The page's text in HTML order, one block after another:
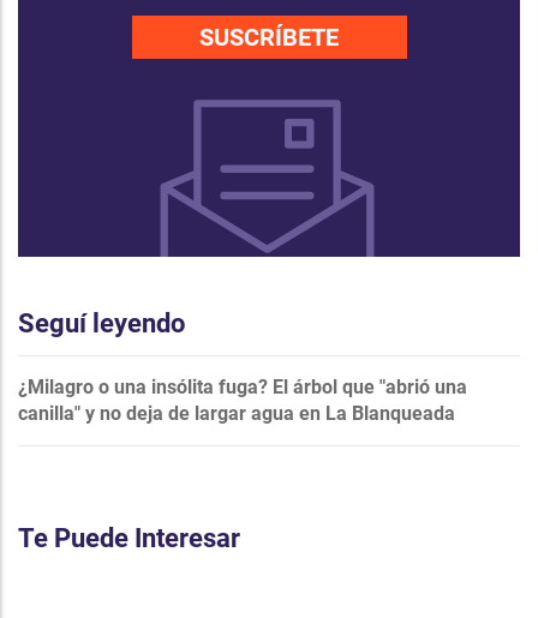
SUSCRÍBETE
Seguí leyendo
¿Milagro o una insólita fuga? El árbol que "abrió una
canilla" y no deja de largar agua en La Blanqueada
Te Puede Interesar